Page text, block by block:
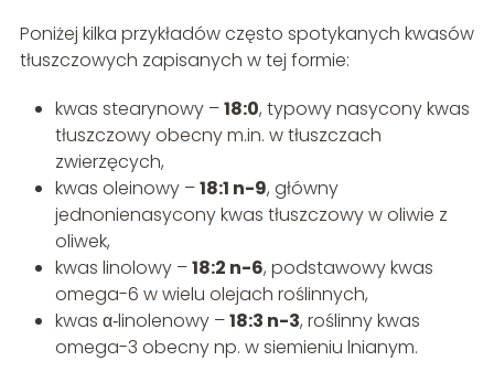
Poniżej kilka przykładów często spotykanych kwasów
tłuszczowych zapisanych w tej formie:
kwas stearynowy –18:0, typowy nasycony kwas
tłuszczowy obecny m.in. w tłuszczach
zwierzęcych,
kwas oleinowy –18:1 n-9, główny
jednonienasycony kwas tłuszczowy w oliwie z
oliwek,
kwas linolowy –18:2 n-6, podstawowy kwas
omega-6 w wielu olejach roślinnych,
kwas α‑linolenowy –18:3 n-3, roślinny kwas
omega-3 obecny np. w siemieniu lnianym.